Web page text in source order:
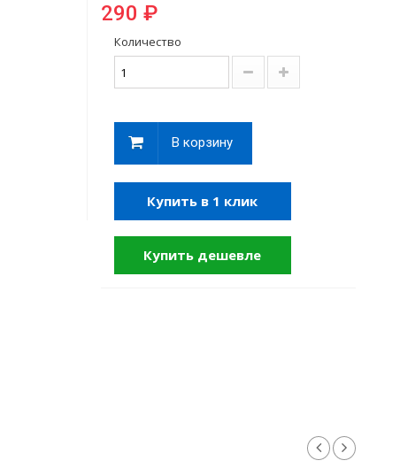
290 ₽
Количество
В корзину
Купить в 1 клик
Купить дешевле